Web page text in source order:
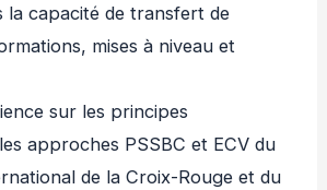
la capacité de transfert de
mises à niveau et
sur les principes
approches PSSBC et ECV du
de la Croix-Rouge et du